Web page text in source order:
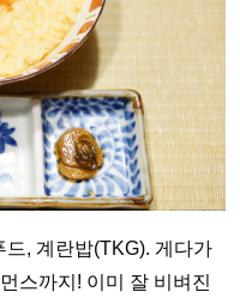
, 계란밥(TKG). 게다가
스까지! 이미 잘 비벼진